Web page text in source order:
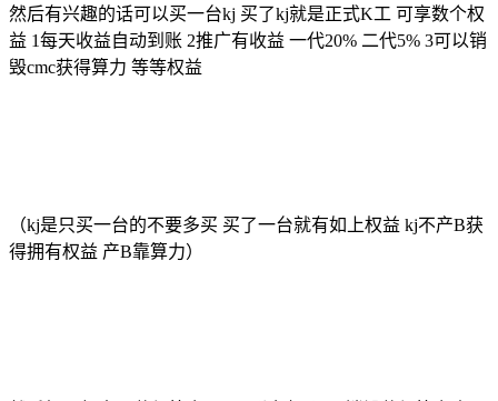
然后有兴趣的话可以买一台kj 买了kj就是正式K工 可享数个权
益 1每天收益自动到账 2推广有收益 一代20% 二代5% 3可以销
毁cmc获得算力 等等权益
（kj是只买一台的不要多买 买了一台就有如上权益 kj不产B获
得拥有权益 产B靠算力）